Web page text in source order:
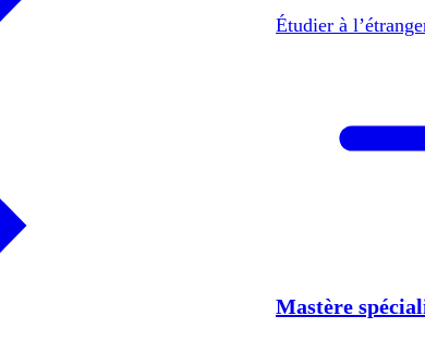
Étudier à
Mastère